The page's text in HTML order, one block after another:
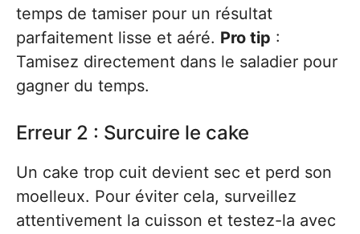
temps de tamiser pour un résultat
parfaitement lisse et aéré. Pro tip :
Tamisez directement dans le saladier pour
gagner du temps.
Erreur 2 : Surcuire le cake
Un cake trop cuit devient sec et perd son
moelleux. Pour éviter cela, surveillez
attentivement la cuisson et testez-la avec